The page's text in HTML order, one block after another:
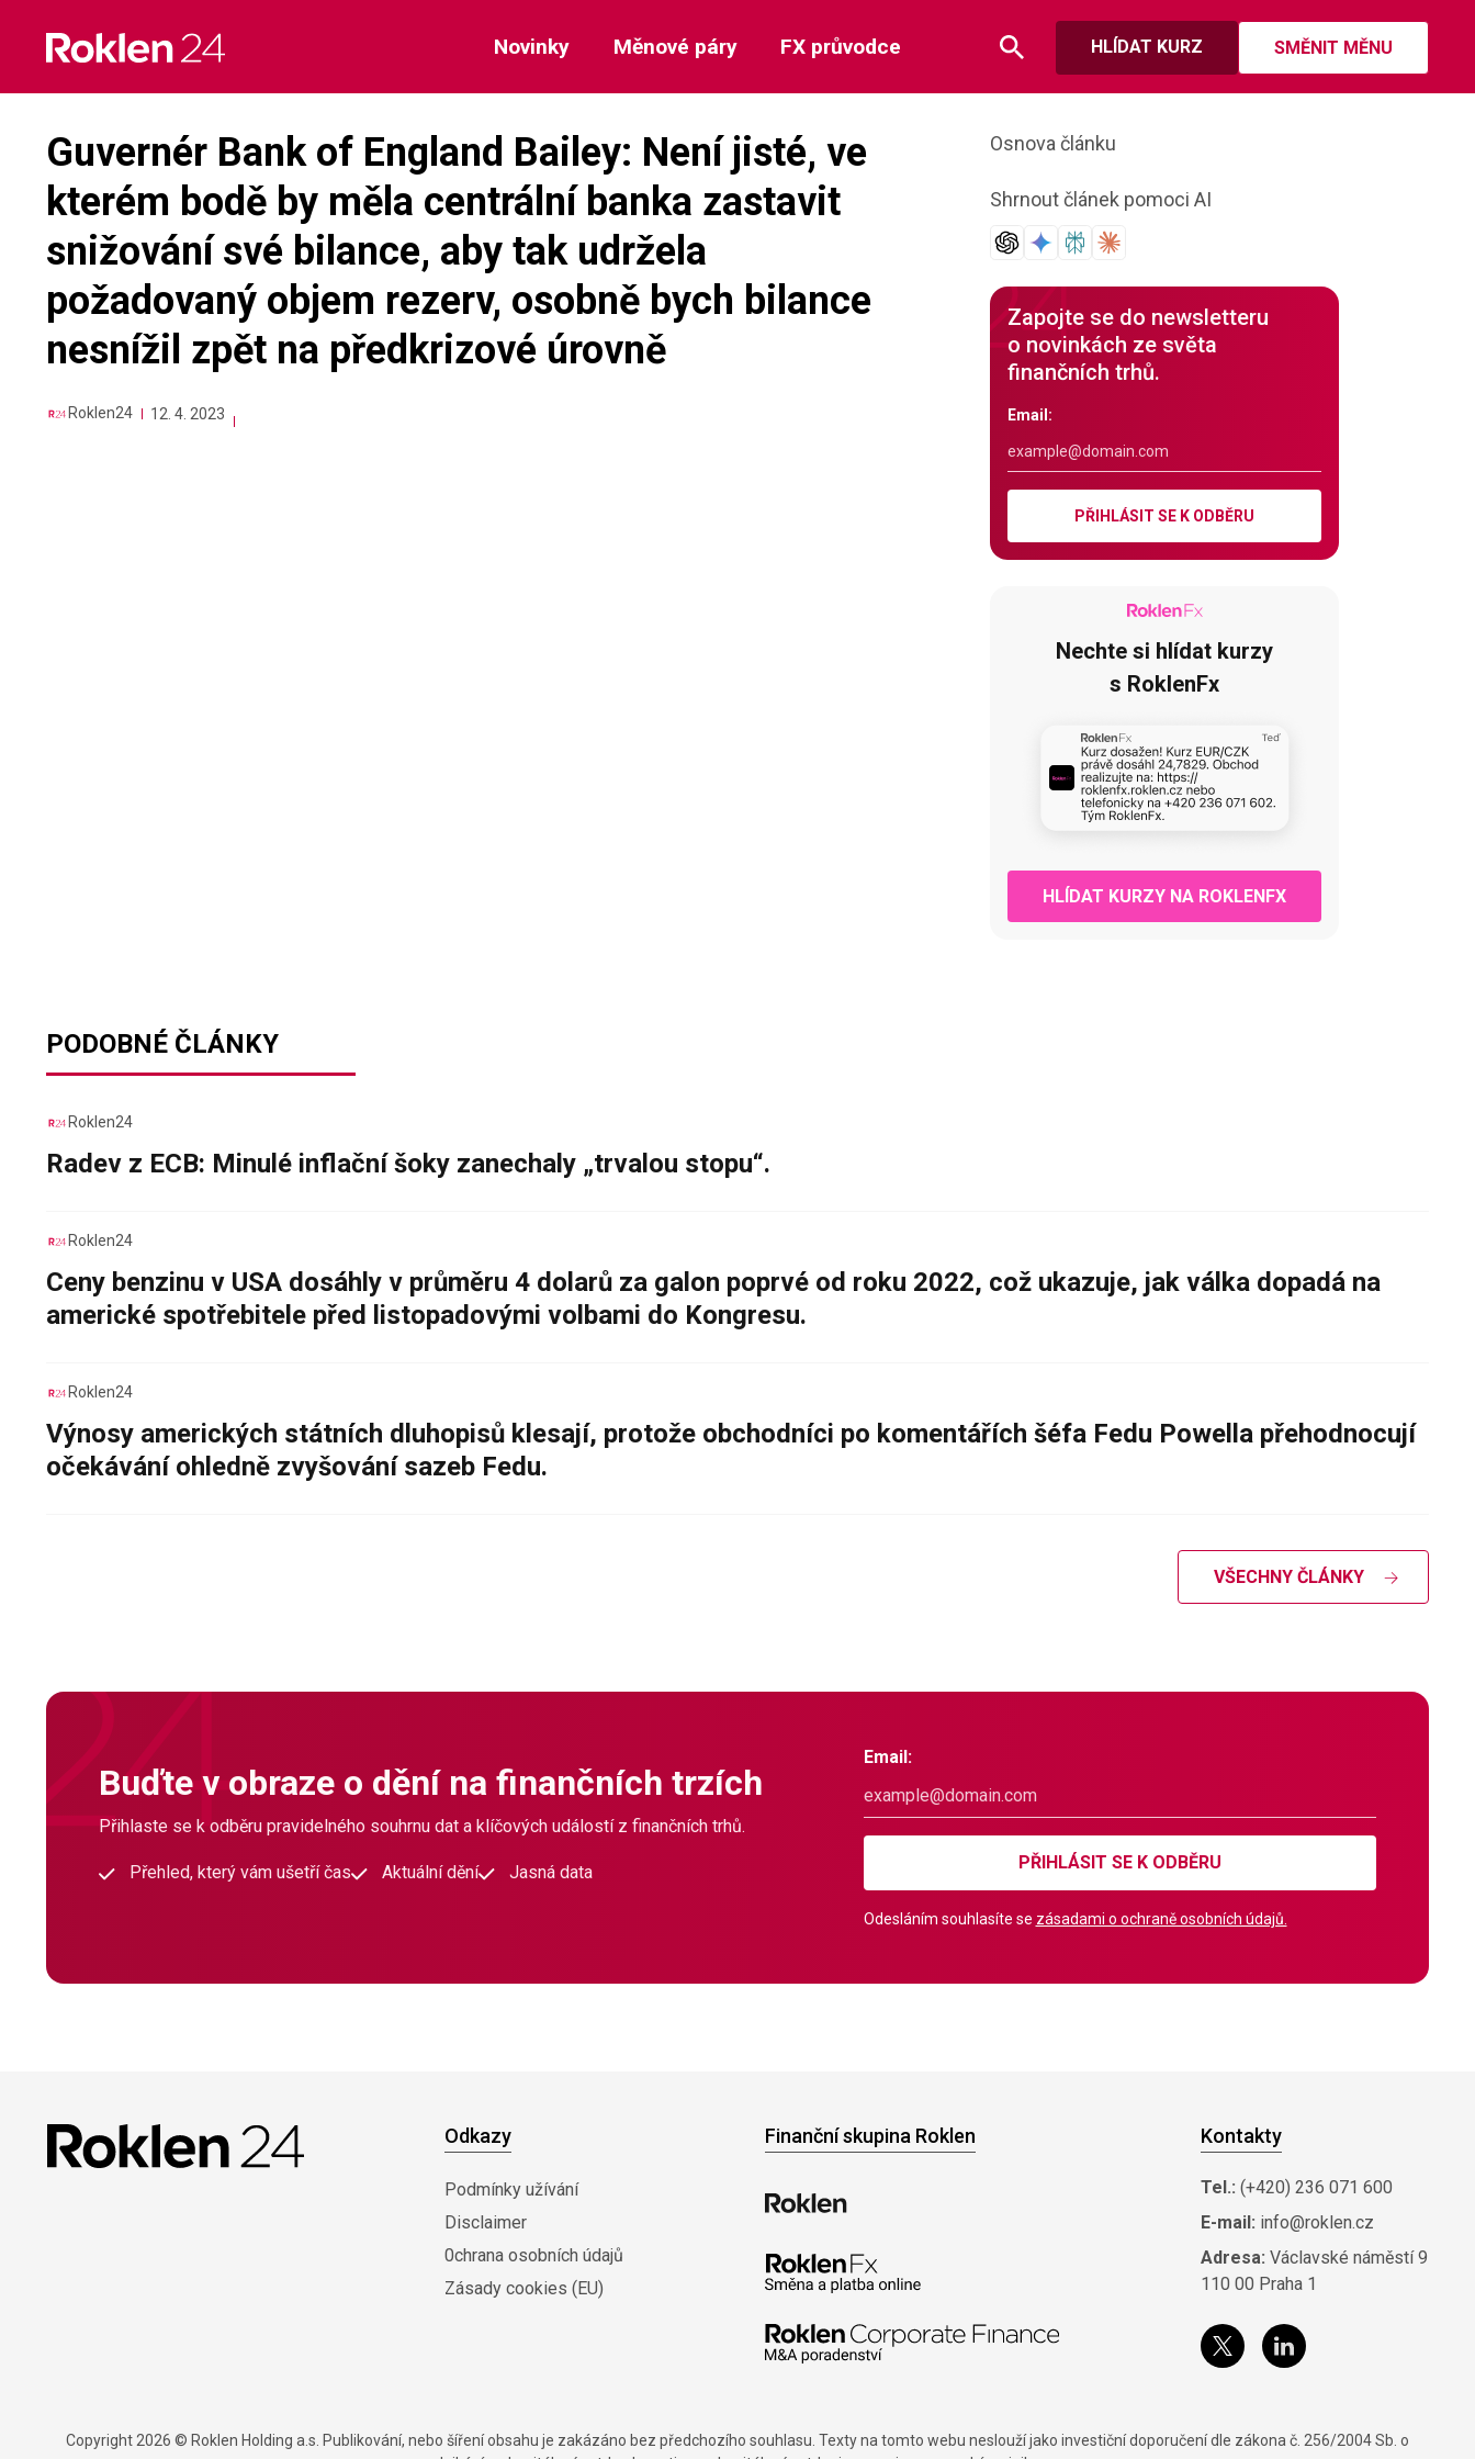
content
HLÍDAT KURZ SMĚNIT MĚNU
Novinky Měnové páry FX průvodce
Guvernér Bank of England Bailey: Není jisté, ve
kterém bodě by měla centrální banka zastavit
snižování své bilance, aby tak udržela
požadovaný objem rezerv, osobně bych bilance
nesnížil zpět na předkrizové úrovně
Roklen24 12. 4. 2023
Osnova článku
Shrnout článek pomoci AI
Zapojte se do newsletteru
o novinkách ze světa
finančních trhů.
Email:
PŘIHLÁSIT SE K ODBĚRU
Nechte si hlídat kurzy
s RoklenFx
HLÍDAT KURZY NA ROKLENFX
PODOBNÉ ČLÁNKY
Roklen24
Radev z ECB: Minulé inflační šoky zanechaly „trvalou stopu“.
Roklen24
Ceny benzinu v USA dosáhly v průměru 4 dolarů za galon poprvé od roku 2022, což ukazuje, jak válka dopadá na
americké spotřebitele před listopadovými volbami do Kongresu.
Roklen24
Výnosy amerických státních dluhopisů klesají, protože obchodníci po komentářích šéfa Fedu Powella přehodnocují
očekávání ohledně zvyšování sazeb Fedu.
VŠECHNY ČLÁNKY
Buďte v obraze o dění na finančních trzích
Přihlaste se k odběru pravidelného souhrnu dat a klíčových událostí z finančních trhů.
Přehled, který vám ušetří čas Aktuální dění Jasná data
Email:
PŘIHLÁSIT SE K ODBĚRU
Odesláním souhlasíte se zásadami o ochraně osobních údajů.
Odkazy
Podmínky užívání
Disclaimer
0chrana osobních údajů
Zásady cookies (EU)
Finanční skupina Roklen Kontakty
Tel.: (+420) 236 071 600
E-mail: info@roklen.cz
Adresa: Václavské náměstí 9
110 00 Praha 1
Copyright 2026 © Roklen Holding a.s. Publikování, nebo šíření obsahu je zakázáno bez předchozího souhlasu. Texty na tomto webu neslouží jako investiční doporučení dle zákona č. 256/2004 Sb. o